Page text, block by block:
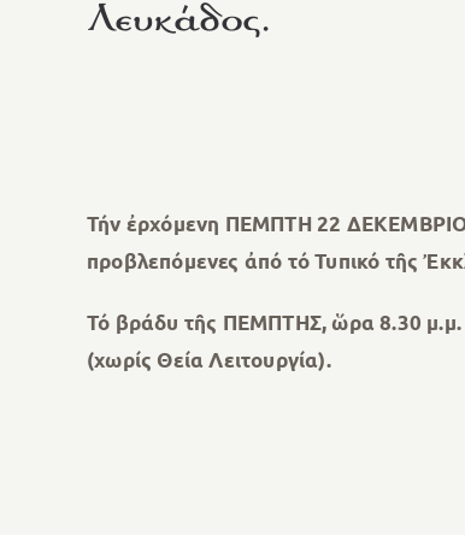
Λευκάδος.
Τήν ἐρχόμενη ΠΕΜΠΤΗ 22
προβλεπόμενες ἀπό τό Τυπικό τῆς
Τό βράδυ τῆς ΠΕΜΠΤΗΣ, ὥρα 8.30 μ.μ.
(χωρίς Θεία Λειτουργία).